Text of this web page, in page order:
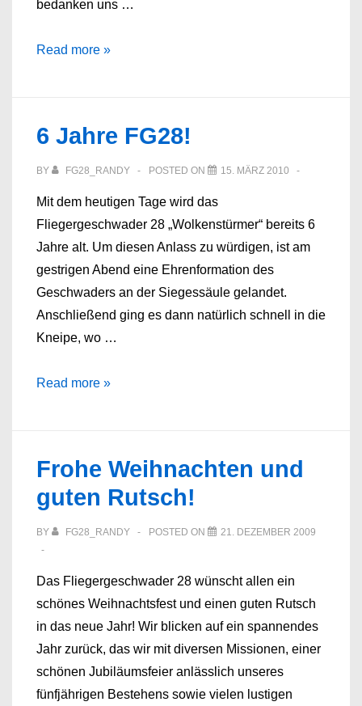
bedanken uns …
Neues
August
2010
Read more »
6 Jahre FG28!
BY FG28_RANDY POSTED ON 15. MÄRZ 2010
Mit dem heutigen Tage wird das
Fliegergeschwader 28 „Wolkenstürmer“ bereits 6
Jahre alt. Um diesen Anlass zu würdigen, ist am
gestrigen Abend eine Ehrenformation des
Geschwaders an der Siegessäule gelandet.
Anschließend ging es dann natürlich schnell in die
Kneipe, wo …
6
Read more »
Frohe Weihnachten und
guten Rutsch!
BY FG28_RANDY POSTED ON 21. DEZEMBER 2009
Das Fliegergeschwader 28 wünscht allen ein
schönes Weihnachtsfest und einen guten Rutsch
in das neue Jahr! Wir blicken auf ein spannendes
Jahr zurück, das wir mit diversen Missionen, einer
schönen Jubiläumsfeier anlässlich unseres
fünfjährigen Bestehens sowie vielen lustigen